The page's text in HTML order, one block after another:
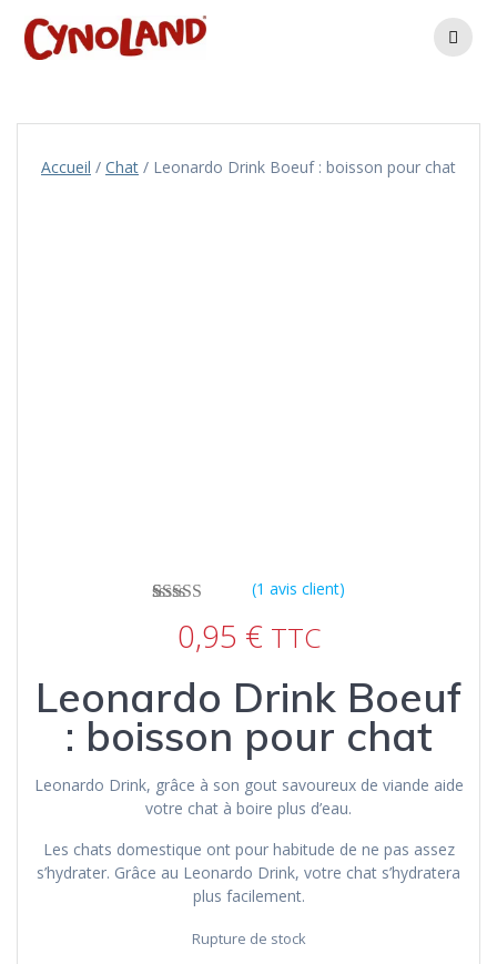
Accueil / Chat / Leonardo Drink Boeuf : boisson pour chat
5 basé sur
notation
(1 avis client)
0,95 € TTC
Leonardo Drink Boeuf
: boisson pour chat
Leonardo Drink, grâce à son gout savoureux de viande aide
votre chat à boire plus d’eau.
Les chats domestique ont pour habitude de ne pas assez
s’hydrater. Grâce au Leonardo Drink, votre chat s’hydratera
plus facilement.
Rupture de stock